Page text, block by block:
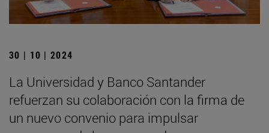
30 | 10 | 2024
La Universidad y Banco Santander
refuerzan su colaboración con la firma de
un nuevo convenio para impulsar